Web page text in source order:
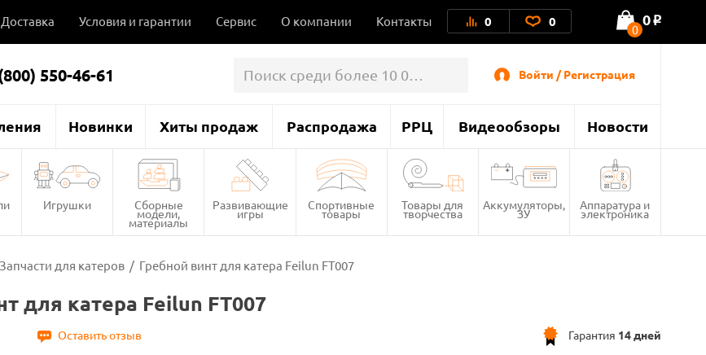
Доставка Условия и гарантии Сервис О компании Контакты 0 0 0
0 o
550-46-61 Войти / Регистрация
Новинки Хиты продаж Распродажа РРЦ Видеообзоры Новости
Игрушки Сборные
модели,
материалы
Развивающие
игры
Спортивные
товары
Товары для
творчества
Аккумуляторы,
ЗУ
Аппаратура и
электроника
Запчасти для катеров / Гребной винт для катера Feilun FT007
для катера Feilun FT007
Оставить отзыв Гарантия 14 дней